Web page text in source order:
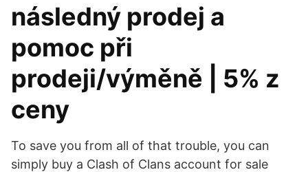
následný prodej a
pomoc při
prodeji/výměně | 5% z
ceny
To save you from all of that trouble, you can
simply buy a Clash of Clans account for sale